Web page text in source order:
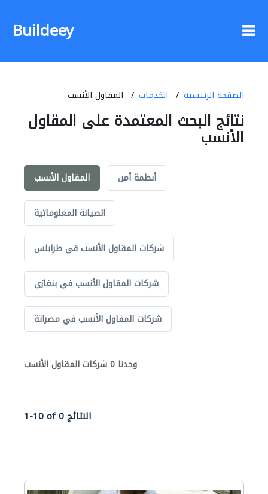
Buildeey
الصفحة الرئيسية الخدمات المقاول الأنسب
نتائج البحث المعتمدة على المقاول
الأنسب
المقاول الأنسب أنظمة أمن
الصيانة المعلوماتية
شركات المقاول الأنسب في طرابلس
شركات المقاول الأنسب في بنغازي
شركات المقاول الأنسب في مصراتة
وجدنا 0 شركات المقاول الأنسب
1-10 of 0 النتائج